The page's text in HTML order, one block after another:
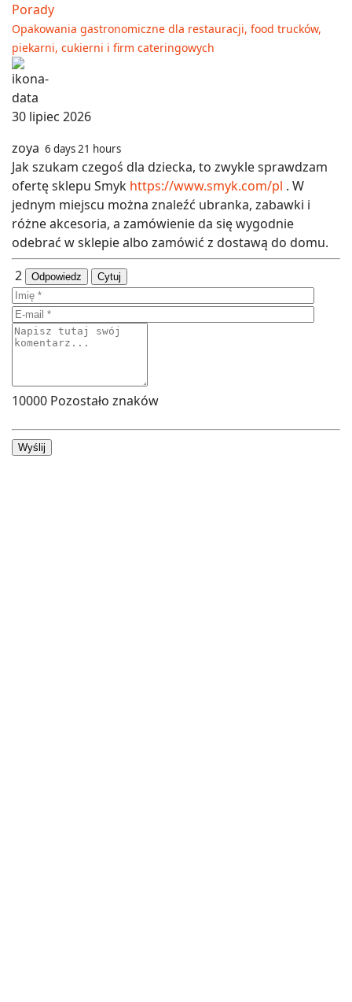
Porady
Opakowania gastronomiczne dla restauracji, food trucków,
piekarni, cukierni i firm cateringowych
30 lipiec 2026
zoya 6 days 21 hours
Jak szukam czegoś dla dziecka, to zwykle sprawdzam
ofertę sklepu Smyk https://www.smyk.com/pl . W
jednym miejscu można znaleźć ubranka, zabawki i
różne akcesoria, a zamówienie da się wygodnie
odebrać w sklepie albo zamówić z dostawą do domu.
2
Odpowiedz Cytuj
10000 Pozostało znaków
Wyślij